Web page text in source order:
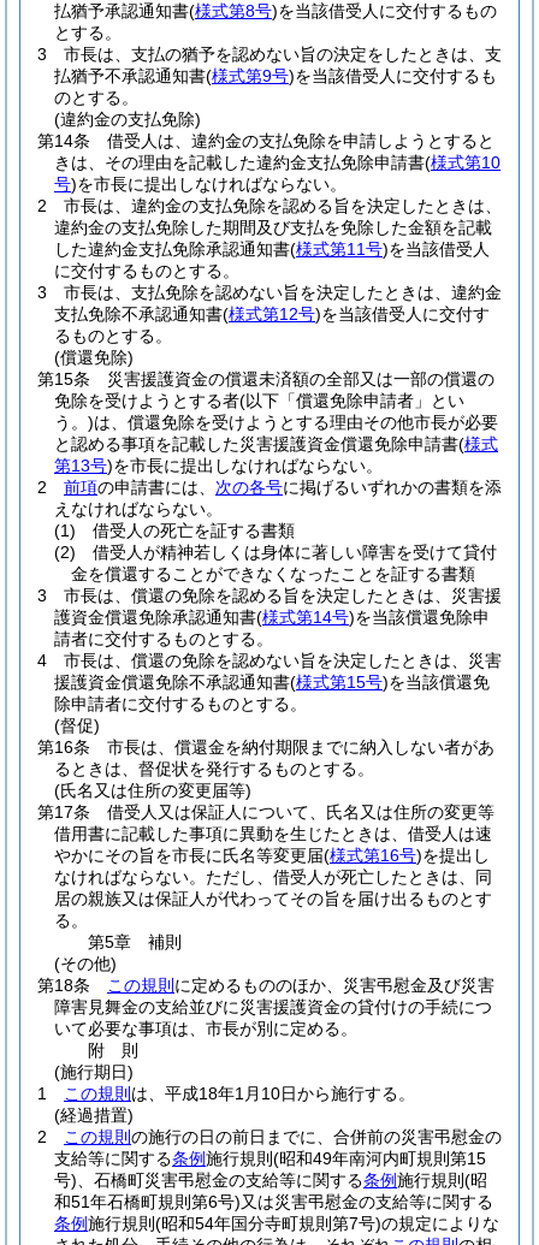
払猶予承認通知書(様式第8号)を当該借受人に交付するもの
とする。
3
市長は、支払の猶予を認めない旨の決定をしたときは、支
払猶予不承認通知書(様式第9号)を当該借受人に交付するも
のとする。
(違約金の支払免除)
第14条
借受人は、違約金の支払免除を申請しようとすると
きは、その理由を記載した違約金支払免除申請書(様式第10
号)を市長に提出しなければならない。
2
市長は、違約金の支払免除を認める旨を決定したときは、
違約金の支払免除した期間及び支払を免除した金額を記載
した違約金支払免除承認通知書(様式第11号)を当該借受人
に交付するものとする。
3
市長は、支払免除を認めない旨を決定したときは、違約金
支払免除不承認通知書(様式第12号)を当該借受人に交付す
るものとする。
(償還免除)
第15条
災害援護資金の償還未済額の全部又は一部の償還の
免除を受けようとする者(以下「償還免除申請者」とい
う。)は、償還免除を受けようとする理由その他市長が必要
と認める事項を記載した災害援護資金償還免除申請書(様式
第13号)を市長に提出しなければならない。
2
前項の申請書には、 次の各号に掲げるいずれかの書類を添
えなければならない。
(1)
借受人の死亡を証する書類
(2)
借受人が精神若しくは身体に著しい障害を受けて貸付
金を償還することができなくなったことを証する書類
3
市長は、償還の免除を認める旨を決定したときは、災害援
護資金償還免除承認通知書(様式第14号)を当該償還免除申
請者に交付するものとする。
4
市長は、償還の免除を認めない旨を決定したときは、災害
援護資金償還免除不承認通知書(様式第15号)を当該償還免
除申請者に交付するものとする。
(督促)
第16条
市長は、償還金を納付期限までに納入しない者があ
るときは、督促状を発行するものとする。
(氏名又は住所の変更届等)
第17条
借受人又は保証人について、氏名又は住所の変更等
借用書に記載した事項に異動を生じたときは、借受人は速
やかにその旨を市長に氏名等変更届(様式第16号)を提出し
なければならない。 ただし、借受人が死亡したときは、同
居の親族又は保証人が代わってその旨を届け出るものとす
る。
第5章
補則
(その他)
第18条
この規則 に定めるもののほか、災害弔慰金及び災害
障害見舞金の支給並びに災害援護資金の貸付けの手続につ
いて必要な事項は、市長が別に定める。
附 則
(施行期日)
1
この規則 は、平成18年1月10日から施行する。
(経過措置)
2
この規則 の施行の日の前日までに、合併前の災害弔慰金の
支給等に関する条例施行規則 (昭和49年南河内町規則第15
号) 、石橋町災害弔慰金の支給等に関する条例施行規則 (昭
和51年石橋町規則第6号)又は災害弔慰金の支給等に関する
条例施行規則 (昭和54年国分寺町規則第7号)の規定によりな